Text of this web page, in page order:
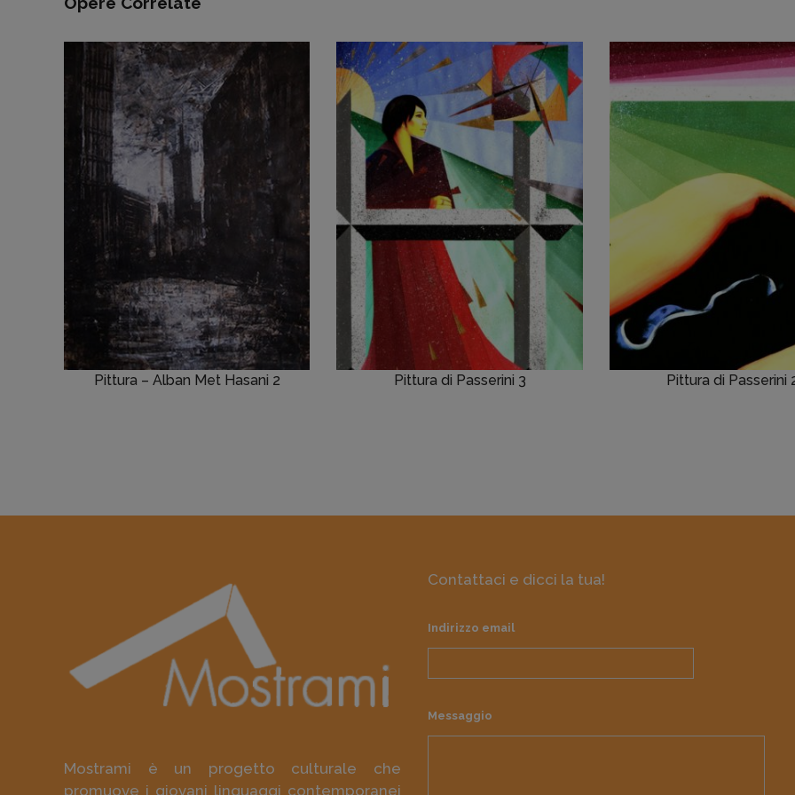
Pittura – Alban Met Hasani 2 Pittura di Passerini 3 Pittura di Passerini
Mostrami è un progetto culturale che
promuove i giovani linguaggi contemporanei
Contattaci e dicci la tua!
Indirizzo email
Messaggio